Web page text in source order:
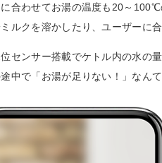
合わせてお湯の温度も20～
ルクを溶かしたり、ユーザーに
位センサー搭載でケトル内の水の
途中で「お湯が足りない！」なん